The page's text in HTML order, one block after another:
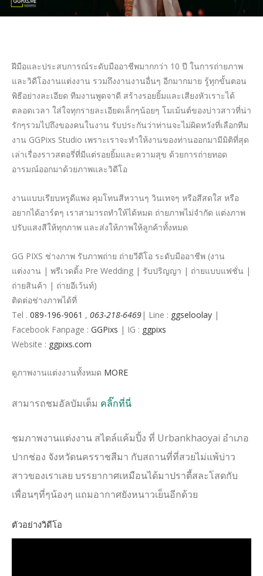
ฝีมือและประสบการณ์ระดับมืออาชีพมากกว่า 10 ปี ในการถ่ายภาพ
และวิดีโองานแต่งงาน รวมถึงงานงานอื่นๆ อีกมากมาย รู้ทุกขั้นตอน
พิธีอย่างละเอียด ทีมงานพูดจาดี สร้างรอยยิ้มและเสียงหัวเราะได้
ตลอดเวลา ใส่ใจทุกรายละเอียดเล็กๆน้อยๆ โมเม้นต์ของบ่าวสาวที่น่า
รักๆรวมไปถึงของคนในงาน รับประกันว่าท่านจะไม่ผิดหวังที่เลือกทีม
งาน GGPixs Studio เพราะเราจะทำให้งานของท่านออกมามีมิติที่สุด
เล่าเรื่องราวสตอรี่ที่มีแต่รอยยิ้มและความสุข ด้วยการถ่ายทอด
อารมณ์ออกมาด้วยภาพและวิดีโอ
งานแบบเรียบหรูดีแพง คุมโทนสีหวานๆ วินเทจๆ หรือสีสดใส หรือ
อยากได้อาร์ตๆ เราสามารถทำให้ได้หมด ถ่ายภาพไม่จำกัด แต่งภาพ
ปรับแสงสีให้ทุกภาพ และส่งให้ภาพให้ลูกค้าทั้งหมด
GG PIXS ช่างภาพ รับภาพถ่าย ถ่ายวีดีโอ ระดับมืออาชีพ (งาน
แต่งงาน | พรีเวดดิ้ง Pre Wedding | รับปริญญา | ถ่ายแบบแฟชั่น |
ถ่ายสินค้า | ถ่ายอีเว้นท์)
ติดต่อช่างภาพได้ที่
Tel . 089-196-9061 , 063-218-6469| Line : ggseloolay |
Facebook Fanpage : GGPixs | IG : ggpixs
Website : ggpixs.com
ดูภาพงานแต่งงานทั้งหมด MORE
สามารถชมอัลบัมเต็ม คลิ๊กที่นี่
ชมภาพงานแต่งงาน สไตล์แค้มปิ้ง ที่ Urbankhaoyai อำเภอ
ปากช่อง จังหวัดนครราชสีมา กับสถานที่ที่สวยไม่แพ้บ่าว
สาวของเราเลย บรรยากาศเหมือนได้มาปราตี้สละโสดกับ
เพื่อนๆที่ๆน้องๆ แถมอากาศยังหนาวเย็นอีกด้วย
ตัวอย่างวิดีโอ